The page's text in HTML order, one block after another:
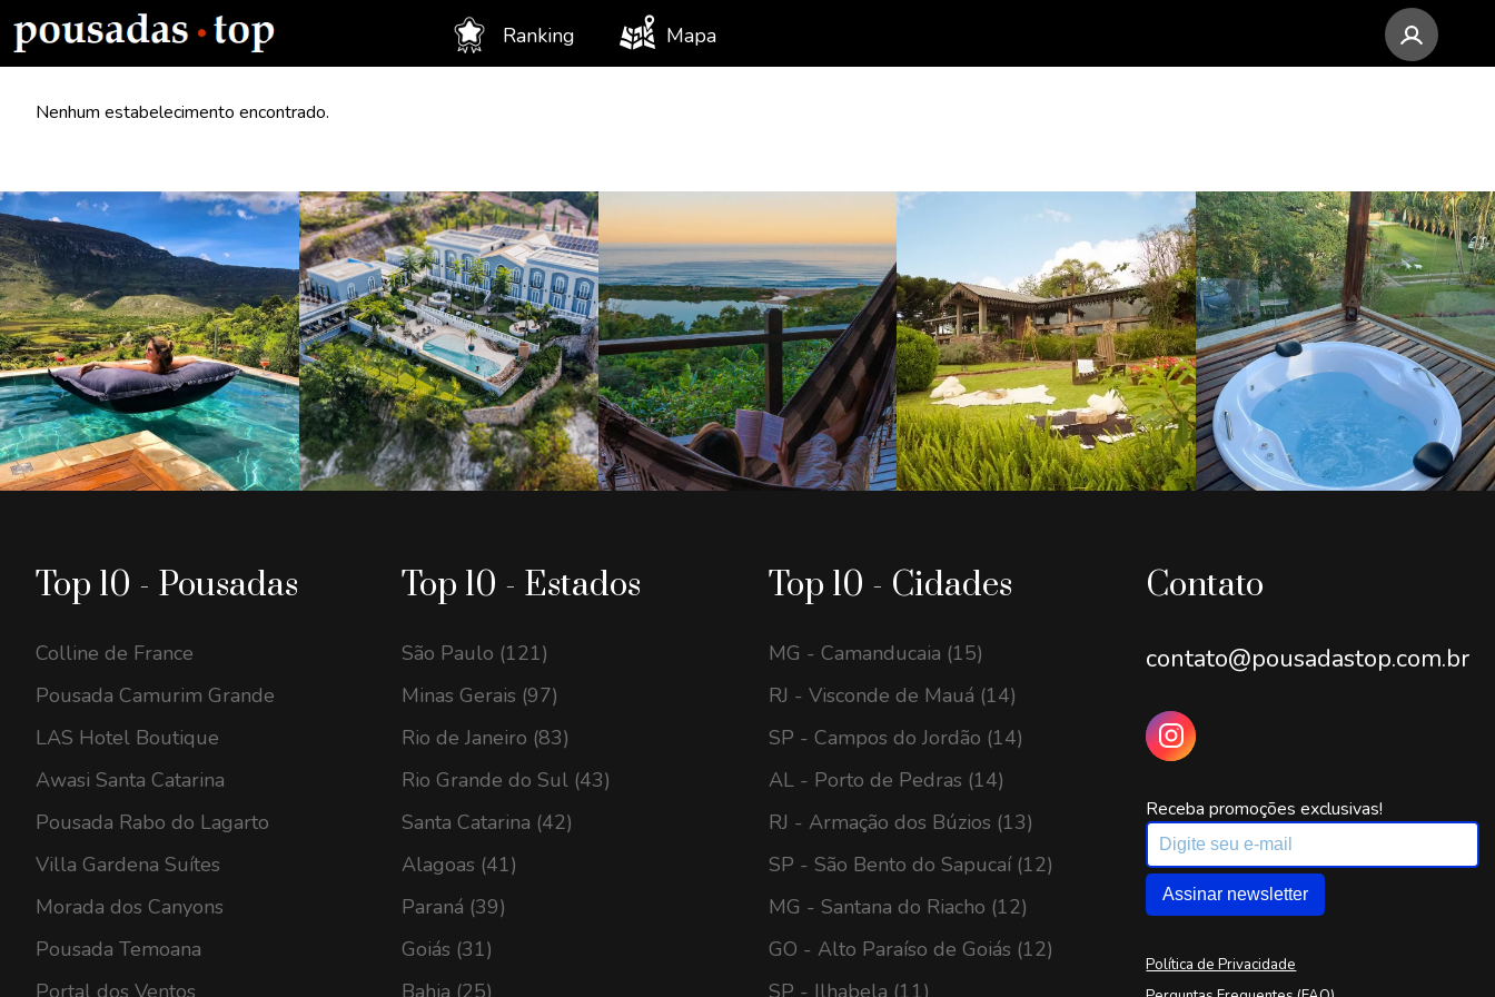
Ranking Mapa
Nenhum estabelecimento encontrado.
Top 10 - Pousadas
Colline de France
Pousada Camurim Grande
LAS Hotel Boutique
Awasi Santa Catarina
Pousada Rabo do Lagarto
Villa Gardena Suítes
Morada dos Canyons
Pousada Temoana
Portal dos Ventos
Top 10 - Estados
São Paulo (121)
Minas Gerais (97)
Rio de Janeiro (83)
Rio Grande do Sul (43)
Santa Catarina (42)
Alagoas (41)
Paraná (39)
Goiás (31)
Bahia (25)
Top 10 - Cidades
MG - Camanducaia (15)
RJ - Visconde de Mauá (14)
SP - Campos do Jordão (14)
AL - Porto de Pedras (14)
RJ - Armação dos Búzios (13)
SP - São Bento do Sapucaí (12)
MG - Santana do Riacho (12)
GO - Alto Paraíso de Goiás (12)
SP - Ilhabela (11)
Contato
contato@pousadastop.com.br
Receba promoções exclusivas!
Assinar newsletter
Política de Privacidade